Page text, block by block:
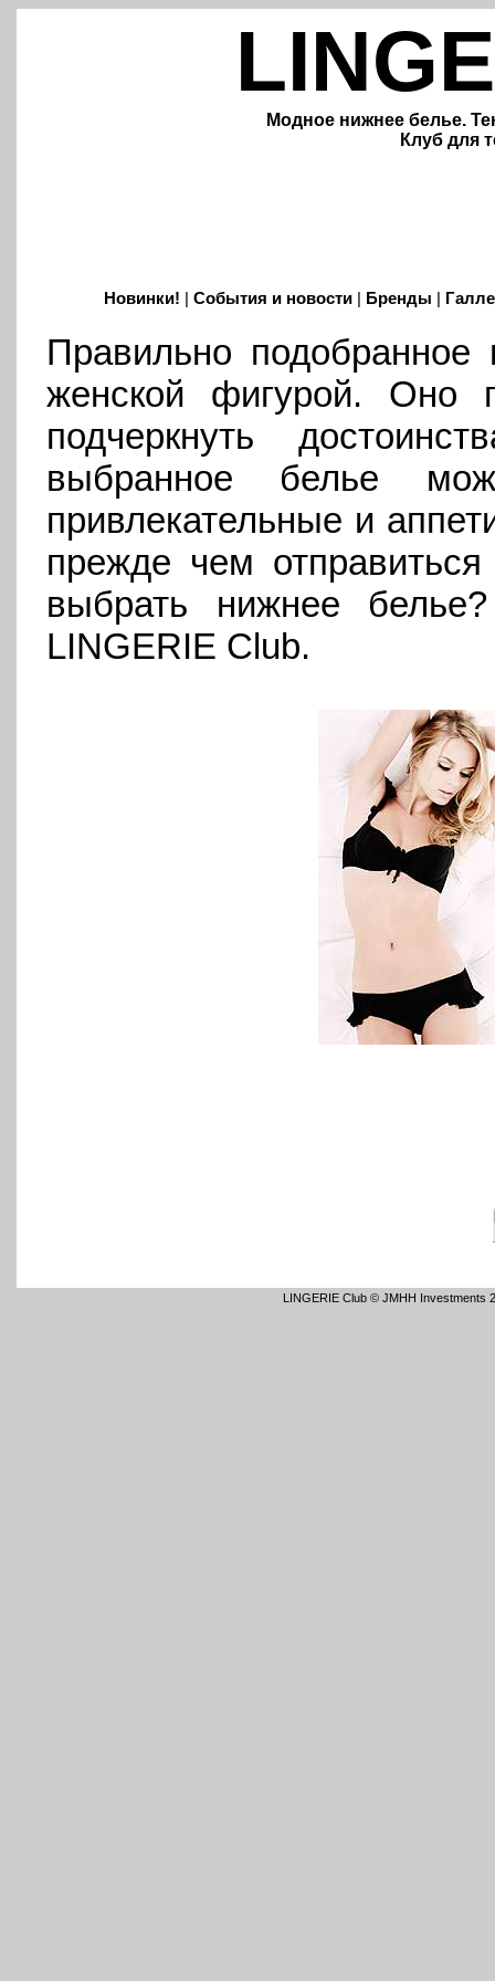
Модное нижнее белье.
Клуб для
Новинки! События и новости| Бренды
Правильно
женской фигурой. Оно
подчеркнуть
выбранное белье
привлекательные и
прежде чем
выбрать нижнее
LINGERIE Club.
LINGERIE Club © JMHH Investments